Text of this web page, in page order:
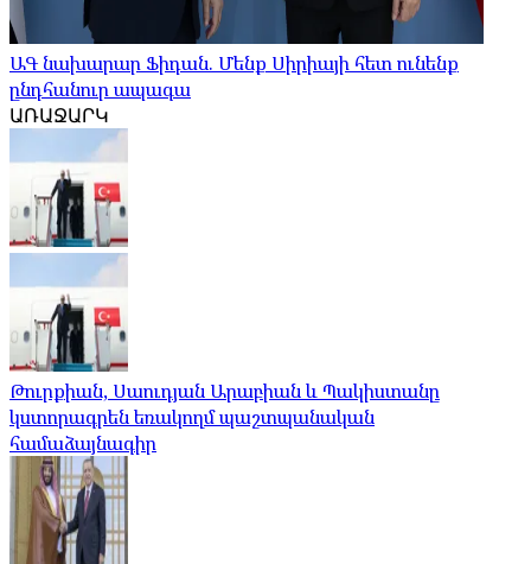
ԱԳ նախարար Ֆիդան. Մենք Սիրիայի հետ ունենք
ընդհանուր ապագա
ԱՌԱՋԱՐԿ
Թուրքիան, Սաուդյան Արաբիան և Պակիստանը
կստորագրեն եռակողմ պաշտպանական
համաձայնագիր